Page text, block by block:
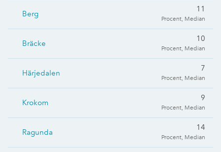
Berg
11
Procent, Median
Bräcke
10
Procent, Median
Härjedalen
7
Procent, Median
Krokom
9
Procent, Median
Ragunda
14
Procent, Median